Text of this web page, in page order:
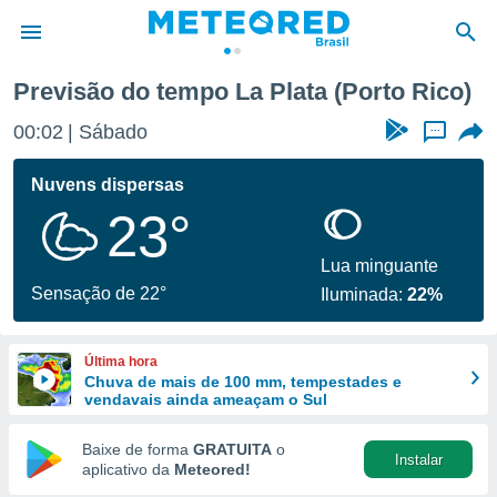
da
fornecidas
a este
das
e
forma
digital
Previsão do tempo La Plata (Porto Rico)
00:02 Sábado ...
Nuvens dispersas
23°
Sensação de 22°
Lua minguante
Iluminada:22%
Última hora
Chuva de mais de 100 mm, tempestades e
vendavais ainda ameaçam o Sul
Baixe de forma GRATUITA o
aplicativo da Meteored!
Instalar